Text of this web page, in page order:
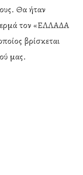
Θα ήταν
τον «ΕΛΛΑΔΑ
βρίσκεται
μας.